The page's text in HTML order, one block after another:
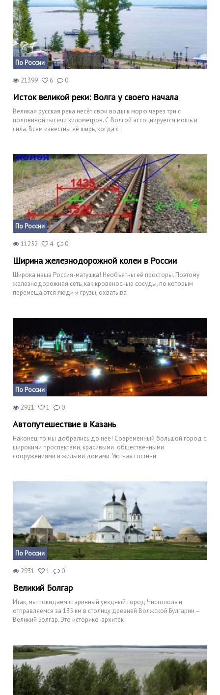
По России
21399 6 0
Исток великой реки: Волга у своего начала
Великая русская река несёт свои воды к морю через три с
половиной тысячи километров. С Волгой ассоциируется мощь и
сила. Всем известны её ширь, когда с
По России
11252 4 0
Ширина железнодорожной колеи в России
Широка наша Россия-матушка! Необъятны её просторы. Поэтому
железнодорожная сеть, как кровеносные сосуды, по которым
перемещаются люди и грузы, охватыва
По России
2921 1 0
Автопутешествие в Казань
Наконец-то мы добрались до нее! Современный большой город с
широкими проспектами, красивыми общественными
сооружениями и жилыми домами. Уютная гостини
По России
2931 1 0
Великий Болгар
Итак, мы покидаем старинный уездный город Чистополь и
отправляемся за 135 км в столицу древней Волжской Булгарии –
Великий Болгар. Это историко-архитек